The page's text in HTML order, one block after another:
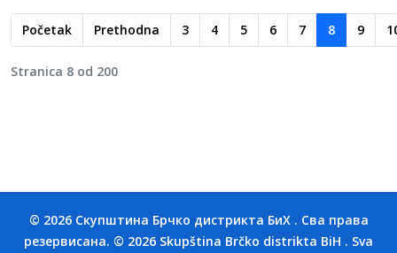
Početak Prethodna 3 4 5 6 7 8 9
Stranica 8 od 200
© 2026 Скупштина Брчко дистрикта БиХ . Сва права
резервисана. © 2026 Skupština Brčko distrikta BiH . Sva